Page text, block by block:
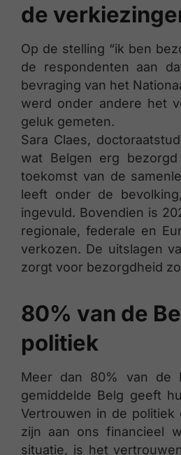
de
Op de stelling “ik ben
de respondenten aan
bevraging van het
werd onder andere het
geluk gemeten.
Sara Claes,
wat Belgen erg
toekomst van de
leeft onder de
ingevuld. Bovendien is
regionale, federale en
verkozen. De uitslagen
zorgt voor bezorgdheid
80% van de
politiek
Meer dan 80% van de
gemiddelde Belg geeft
Vertrouwen in de
zijn aan ons financieel
situatie, is het